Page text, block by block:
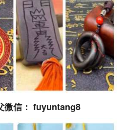
微信： fuyuntang8